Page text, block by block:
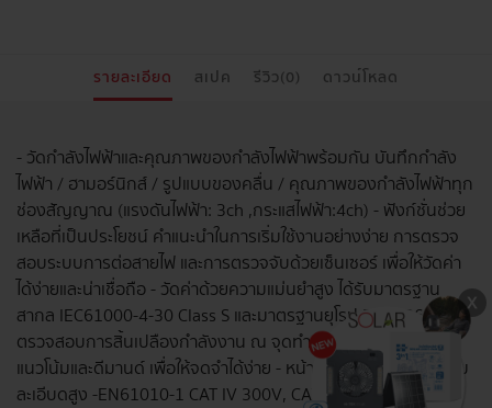
รายละเอียด สเปค รีวิว(0) ดาวน์โหลด
- วัดกำลังไฟฟ้าและคุณภาพของกำลังไฟฟ้าพร้อมกัน บันทึกกำลัง
ไฟฟ้า / ฮามอร์นิกส์ / รูปแบบของคลื่น / คุณภาพของกำลังไฟฟ้าทุก
ช่องสัญญาณ (แรงดันไฟฟ้า: 3ch ,กระแสไฟฟ้า:4ch) - ฟังก์ชั่นช่วย
เหลือที่เป็นประโยชน์ คำแนะนำในการเริ่มใช้งานอย่างง่าย การตรวจ
สอบระบบการต่อสายไฟ และการตรวจจับด้วยเซ็นเซอร์ เพื่อให้วัดค่า
ได้ง่ายและน่าเชื่อถือ - วัดค่าด้วยความแม่นยำสูง ได้รับมาตรฐาน
สากล IEC61000-4-30 Class S และมาตรฐานยุโรป EN51060 -
ตรวจสอบการสิ้นเปลืองกำลังงาน ณ จุดทำงาน แสดงด้วยกราฟ
แนวโน้มและดีมานด์ เพื่อให้จดจำได้ง่าย - หน้าจอสีแบบ TFT ที่มีความ
ละเอีบดสูง -EN61010-1 CAT IV 300V, CAT III 600V, CAT II